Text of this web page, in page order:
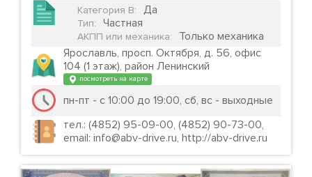
Категория B: Да
Тип: Частная
АКПП или механика:
Только механика
Ярославль, просп. Октября, д. 56, офис
104 (1 этаж), район Ленинский
посмотреть на карте
пн-пт - с 10:00 до 19:00, сб, вс - выходные
тел.: (4852) 95-09-00, (4852) 90-73-00,
email: info@abv-drive.ru, http://abv-drive.ru